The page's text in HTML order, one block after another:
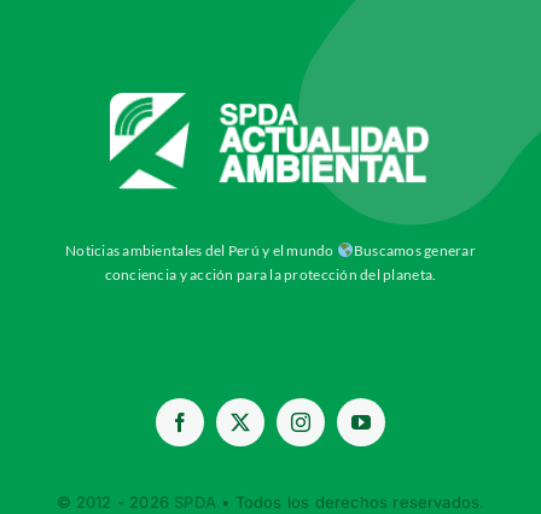
Noticias ambientales del Perú y el mundo
Buscamos generar
conciencia y acción para la protección del planeta.
© 2012 - 2026 SPDA • Todos los derechos reservados.